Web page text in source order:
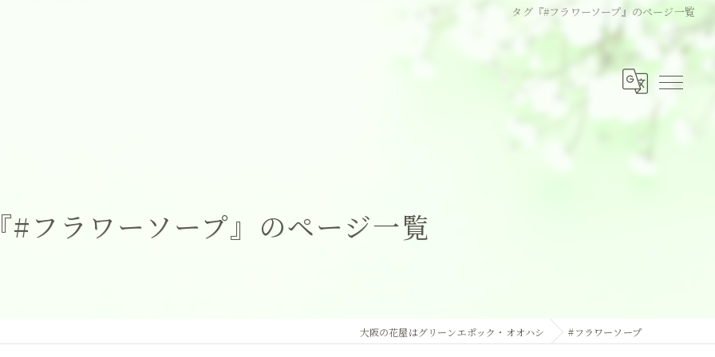
タグ『#フラワーソープ』のページ一覧
#フラワーソープ』のページ一覧
大阪の花屋はグリーンエポック・オオハシ #フラワーソープ